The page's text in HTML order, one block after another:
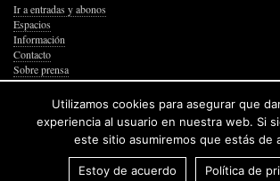
Ir a entradas y abonos
Espacios
Información
Contacto
Sobre prensa
Política de Privacidad
Política de Cookies
Accesibilidad Web
Utilizamos cookies para asegurar que
experiencia al usuario en nuestra web. Si
este sitio asumiremos que estás de
Estoy de acuerdo Política de